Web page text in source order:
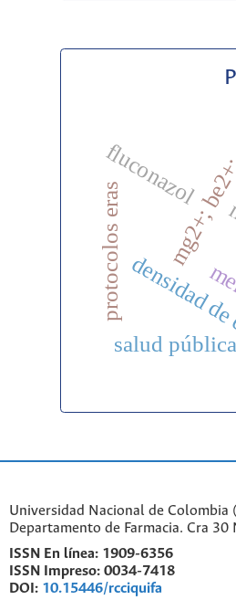
mg2+;
densidad
fluconazol
salud pública
protocolos eras
Universidad Nacional de Colombia
Departamento de Farmacia. Cra
ISSN En línea: 1909-6356
ISSN Impreso: 0034-7418
DOI: 10.15446/rcciquifa